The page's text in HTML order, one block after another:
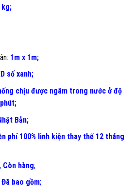
kg;
1m x 1m;
số xanh;
chịu được ngâm trong nước ở độ
Bản;
phí 100% linh kiện thay thế 12 tháng
Còn hàng;
Đã bao gồm;